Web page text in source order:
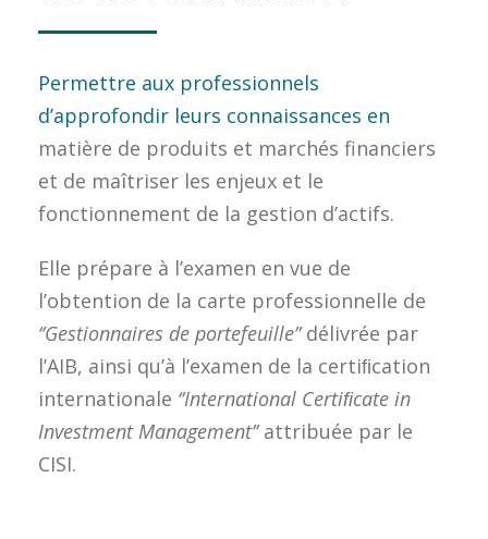
Permettre aux professionnels
d’approfondir leurs connaissances en
matière de produits et marchés financiers
et de maîtriser les enjeux et le
fonctionnement de la gestion d’actifs.
Elle prépare à l’examen en vue de
l’obtention de la carte professionnelle de
‘’Gestionnaires de portefeuille’’délivrée par
l’AIB, ainsi qu’à l’examen de la certiﬁcation
internationale ‘’International Certiﬁcate in
Investment Management’’attribuée par le
CISI.